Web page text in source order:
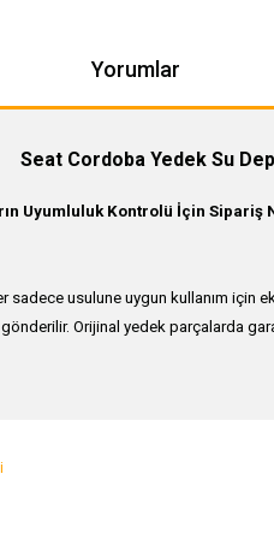
Yorumlar
Seat Cordoba Yedek Su
Uyumluluk Kontrolü İçin
sadece usulune uygun kullanım
Orijinal yedek parçalarda
ve diğer konularda